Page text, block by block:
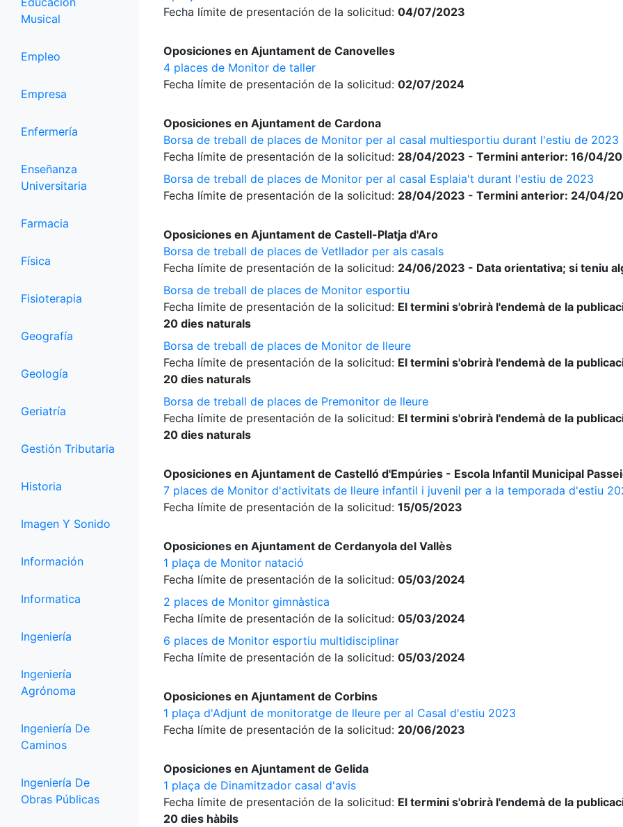
Musical
Empleo
Empresa
Enfermería
Enseñanza
Universitaria
Farmacia
Física
Fisioterapia
Geografía
Geología
Geriatría
Gestión Tributaria
Historia
Imagen Y Sonido
Información
Informatica
Ingeniería
Ingeniería
Agrónoma
Ingeniería De
Caminos
Ingeniería De
Obras Públicas
Fecha límite de presentación de la solicitud: 04/07/2023
Oposiciones en Ajuntament de Canovelles
4 places de Monitor de taller
Fecha límite de presentación de la solicitud: 02/07/2024
Oposiciones en Ajuntament de Cardona
Borsa de treball de places de Monitor per al casal multiesportiu durant l'estiu de 2023
Fecha límite de presentación de la solicitud: 28/04/2023 - Termini anterior: 16/04/
Borsa de treball de places de Monitor per al casal Esplaia't durant l'estiu de 2023
Fecha límite de presentación de la solicitud: 28/04/2023 - Termini anterior: 24/04/
Oposiciones en Ajuntament de Castell-Platja d'Aro
Borsa de treball de places de Vetllador per als casals
Fecha límite de presentación de la solicitud: 24/06/2023 - Data orientativa; si teniu
Borsa de treball de places de Monitor esportiu
Fecha límite de presentación de la solicitud: El termini s'obrirà l'endemà de la
20 dies naturals
Borsa de treball de places de Monitor de lleure
Fecha límite de presentación de la solicitud: El termini s'obrirà l'endemà de la
20 dies naturals
Borsa de treball de places de Premonitor de lleure
Fecha límite de presentación de la solicitud: El termini s'obrirà l'endemà de la
20 dies naturals
Oposiciones en Ajuntament de Castelló d'Empúries - Escola Infantil Municipal
7 places de Monitor d'activitats de lleure infantil i juvenil per a la temporada d'estiu
Fecha límite de presentación de la solicitud: 15/05/2023
Oposiciones en Ajuntament de Cerdanyola del Vallès
1 plaça de Monitor natació
Fecha límite de presentación de la solicitud: 05/03/2024
2 places de Monitor gimnàstica
Fecha límite de presentación de la solicitud: 05/03/2024
6 places de Monitor esportiu multidisciplinar
Fecha límite de presentación de la solicitud: 05/03/2024
Oposiciones en Ajuntament de Corbins
1 plaça d'Adjunt de monitoratge de lleure per al Casal d'estiu 2023
Fecha límite de presentación de la solicitud: 20/06/2023
Oposiciones en Ajuntament de Gelida
1 plaça de Dinamitzador casal d'avis
Fecha límite de presentación de la solicitud: El termini s'obrirà l'endemà de la
20 dies hàbils